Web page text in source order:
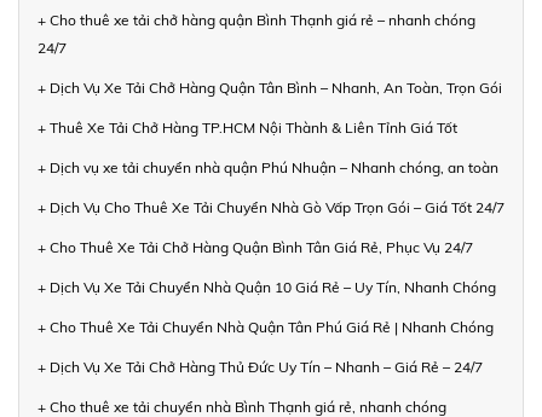
+ Cho thuê xe tải chở hàng quận Bình Thạnh giá rẻ – nhanh chóng
24/7
+ Dịch Vụ Xe Tải Chở Hàng Quận Tân Bình – Nhanh, An Toàn, Trọn Gói
+ Thuê Xe Tải Chở Hàng TP.HCM Nội Thành & Liên Tỉnh Giá Tốt
+ Dịch vụ xe tải chuyển nhà quận Phú Nhuận – Nhanh chóng, an toàn
+ Dịch Vụ Cho Thuê Xe Tải Chuyển Nhà Gò Vấp Trọn Gói – Giá Tốt 24/7
+ Cho Thuê Xe Tải Chở Hàng Quận Bình Tân Giá Rẻ, Phục Vụ 24/7
+ Dịch Vụ Xe Tải Chuyển Nhà Quận 10 Giá Rẻ – Uy Tín, Nhanh Chóng
+ Cho Thuê Xe Tải Chuyển Nhà Quận Tân Phú Giá Rẻ | Nhanh Chóng
+ Dịch Vụ Xe Tải Chở Hàng Thủ Đức Uy Tín – Nhanh – Giá Rẻ – 24/7
+ Cho thuê xe tải chuyển nhà Bình Thạnh giá rẻ, nhanh chóng